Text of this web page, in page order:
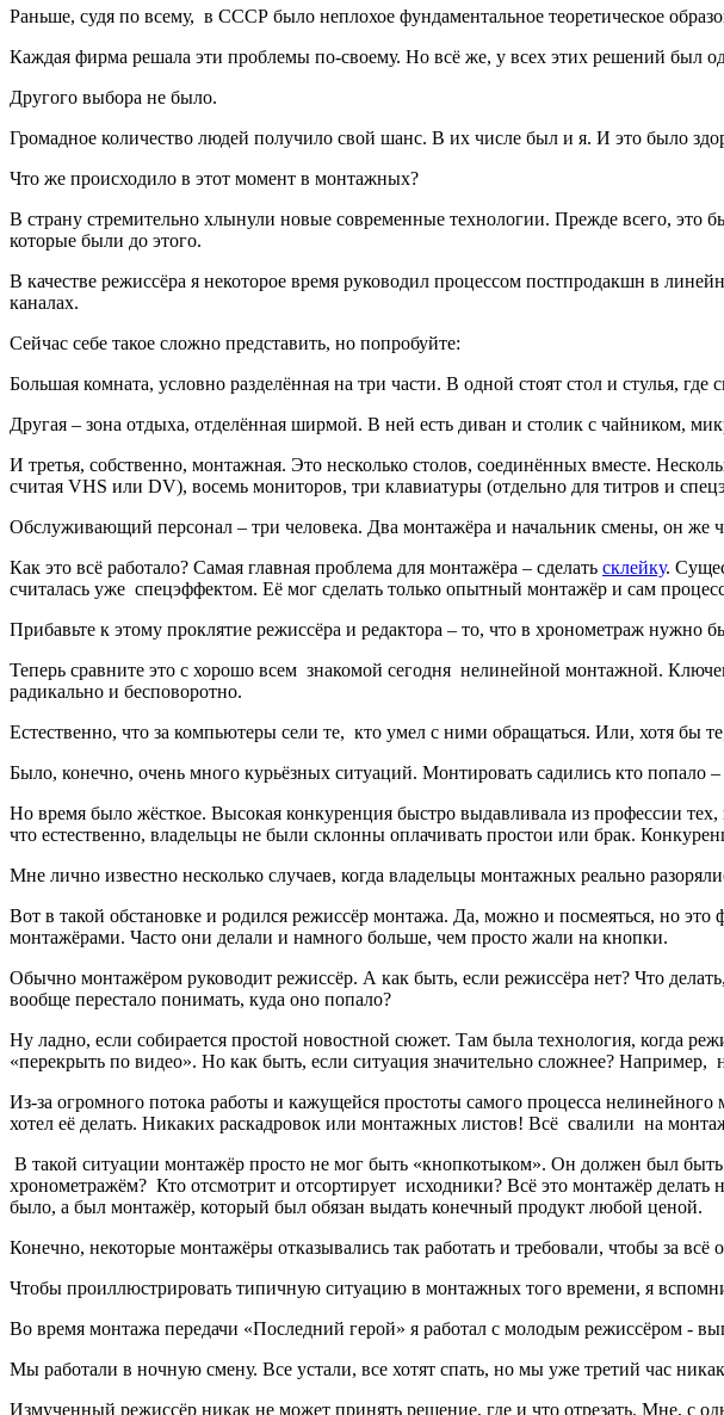
Раньше, судя по всему, в СССР было неплохое фундаментальное теоретическое
Каждая фирма решала эти проблемы по-своему. Но всё же, у всех этих решений был
Другого выбора не было.
Громадное количество людей получило свой шанс. В их числе был и я. И это было
Что же происходило в этот момент в монтажных?
В страну стремительно хлынули новые современные технологии. Прежде всего, это
которые были до этого.
В качестве режиссёра я некоторое время руководил процессом постпродакшн в
каналах.
Сейчас себе такое сложно представить, но попробуйте:
Большая комната, условно разделённая на три части. В одной стоят стол и стулья,
Другая – зона отдыха, отделённая ширмой. В ней есть диван и столик с чайником,
И третья, собственно, монтажная. Это несколько столов, соединённых вместе.
считая VHS или DV), восемь мониторов, три клавиатуры (отдельно для титров и
Обслуживающий персонал – три человека. Два монтажёра и начальник смены, он же
Как это всё работало? Самая главная проблема для монтажёра – сделать склейку.
считалась уже спецэффектом. Её мог сделать только опытный монтажёр и сам
Прибавьте к этому проклятие режиссёра и редактора – то, что в хронометраж нужно
Теперь сравните это с хорошо всем знакомой сегодня нелинейной монтажной.
радикально и бесповоротно.
Естественно, что за компьютеры сели те, кто умел с ними обращаться. Или, хотя бы
Было, конечно, очень много курьёзных ситуаций. Монтировать садились кто попало
Но время было жёсткое. Высокая конкуренция быстро выдавливала из профессии
что естественно, владельцы не были склонны оплачивать простои или брак.
Мне лично известно несколько случаев, когда владельцы монтажных реально
Вот в такой обстановке и родился режиссёр монтажа. Да, можно и посмеяться, но
монтажёрами. Часто они делали и намного больше, чем просто жали на кнопки.
Обычно монтажёром руководит режиссёр. А как быть, если режиссёра нет? Что
вообще перестало понимать, куда оно попало?
Ну ладно, если собирается простой новостной сюжет. Там была технология, когда
«перекрыть по видео». Но как быть, если ситуация значительно сложнее?
Из-за огромного потока работы и кажущейся простоты самого процесса нелинейного
хотел её делать. Никаких раскадровок или монтажных листов! Всё свалили на
В такой ситуации монтажёр просто не мог быть «кнопкотыком». Он должен был
хронометражём? Кто отсмотрит и отсортирует исходники? Всё это монтажёр
было, а был монтажёр, который был обязан выдать конечный продукт любой ценой.
Конечно, некоторые монтажёры отказывались так работать и требовали, чтобы за
Чтобы проиллюстрировать типичную ситуацию в монтажных того времени, я
Во время монтажа передачи «Последний герой» я работал с молодым режиссёром -
Мы работали в ночную смену. Все устали, все хотят спать, но мы уже третий час
Измученный режиссёр никак не может принять решение, где и что отрезать. Мне, с